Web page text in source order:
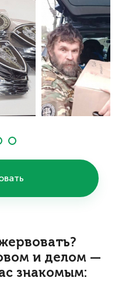
и делом —
знакомым: